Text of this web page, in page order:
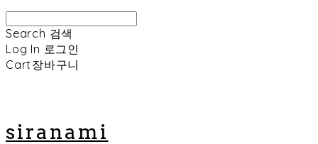
Search 검색
Log In 로그인
Cart 장바구니
siranami